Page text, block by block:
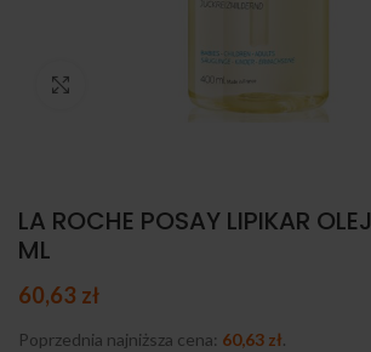
Kliknij, aby powiększyć
LA ROCHE POSAY LIPIKAR
ML
60,63 zł
Poprzednia najniższa cena: 60,63 zł.